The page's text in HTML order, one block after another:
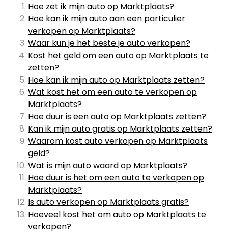
Hoe zet ik mijn auto op Marktplaats?
Hoe kan ik mijn auto aan een particulier
verkopen op Marktplaats?
Waar kun je het beste je auto verkopen?
Kost het geld om een auto op Marktplaats te
zetten?
Hoe kan ik mijn auto op Marktplaats zetten?
Wat kost het om een auto te verkopen op
Marktplaats?
Hoe duur is een auto op Marktplaats zetten?
Kan ik mijn auto gratis op Marktplaats zetten?
Waarom kost auto verkopen op Marktplaats
geld?
Wat is mijn auto waard op Marktplaats?
Hoe duur is het om een auto te verkopen op
Marktplaats?
Is auto verkopen op Marktplaats gratis?
Hoeveel kost het om auto op Marktplaats te
verkopen?